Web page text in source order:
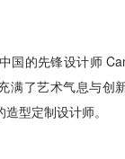
国的先锋设计师
满了艺术气息与创
型定制设计师。